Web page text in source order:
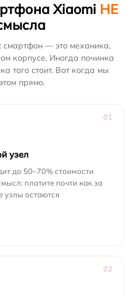
Xiaomi НЕ
смартфон — это механика,
корпусе. Иногда починка
того стоит. Вот когда мы
прямо.
01
узел
до 50–70% стоимости
платите почти как за
узлы остаются
02